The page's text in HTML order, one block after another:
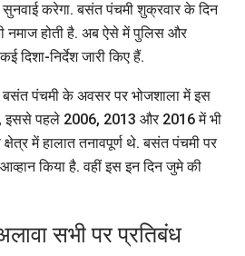
करेगा. बसंत पंचमी शुक्रवार के दिन
नमाज होती है. अब ऐसे में पुलिस और
दिशा-निर्देश जारी किए हैं.
बसंत पंचमी के अवसर पर भोजशाला में इस
इससे पहले 2006, 2013 और 2016 में भी
में हालात तनावपूर्ण थे. बसंत पंचमी पर
किया है. वहीं इस इन दिन जुमे की
सभी पर प्रतिबंध